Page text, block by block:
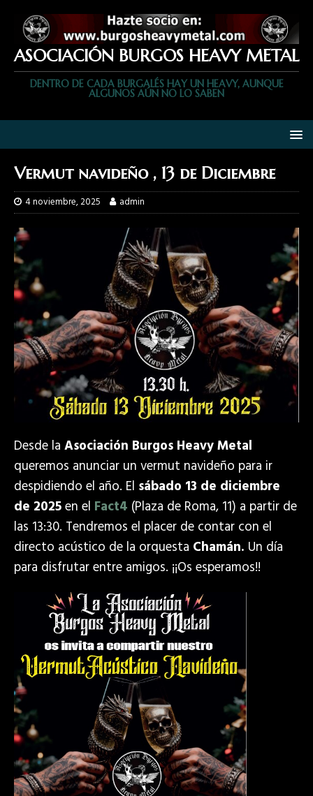
ASOCIACIÓN BURGOS HEAVY METAL
DENTRO DE CADA BURGALÉS HAY UN HEAVY, AUNQUE
ALGUNOS AÚN NO LO SABEN
Vermut navideño , 13 de Diciembre
4 noviembre, 2025 admin
Desde la Asociación Burgos Heavy Metal
queremos anunciar un vermut navideño para ir
despidiendo el año. El sábado 13 de diciembre
de 2025en el Fact4 (Plaza de Roma, 11) a partir de
las 13:30. Tendremos el placer de contar con el
directo acústico de la orquesta Chamán. Un día
para disfrutar entre amigos. ¡¡Os esperamos!!